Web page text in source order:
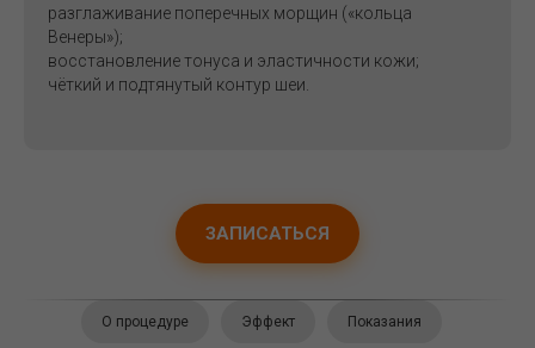
разглаживание поперечных морщин («кольца
Венеры»);
восстановление тонуса и эластичности кожи;
чёткий и подтянутый контур шеи.
ЗАПИСАТЬСЯ
О процедуре Эффект Показания